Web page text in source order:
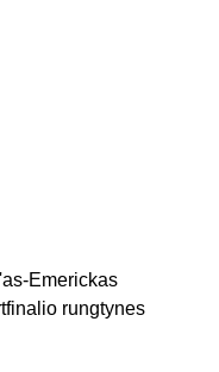
Emerickas
rungtynes